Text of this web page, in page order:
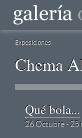
Exposiciones
Chema
Qué bola...
26 Octubre - 25